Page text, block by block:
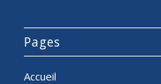
Pages
Accueil